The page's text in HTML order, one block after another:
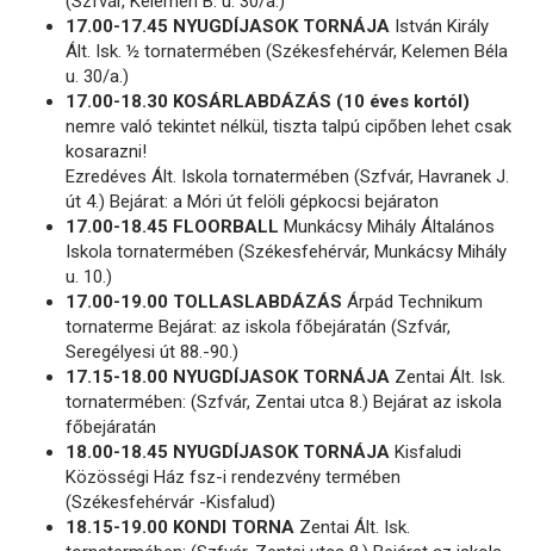
17.00-17.45 NYUGDÍJASOK TORNÁJA István Király
Ált. Isk. ½ tornatermében (Székesfehérvár, Kelemen Béla
u. 30/a.)
17.00-18.30 KOSÁRLABDÁZÁS (10 éves kortól)
nemre való tekintet nélkül, tiszta talpú cipőben lehet csak
kosarazni!
Ezredéves Ált. Iskola tornatermében (Szfvár, Havranek J.
út 4.) Bejárat: a Móri út felöli gépkocsi bejáraton
17.00-18.45 FLOORBALL Munkácsy Mihály Általános
Iskola tornatermében (Székesfehérvár, Munkácsy Mihály
u. 10.)
17.00-19.00 TOLLASLABDÁZÁS Árpád Technikum
tornaterme Bejárat: az iskola főbejáratán (Szfvár,
Seregélyesi út 88.-90.)
17.15-18.00 NYUGDÍJASOK TORNÁJA Zentai Ált. Isk.
tornatermében: (Szfvár, Zentai utca 8.) Bejárat az iskola
főbejáratán
18.00-18.45 NYUGDÍJASOK TORNÁJA Kisfaludi
Közösségi Ház fsz-i rendezvény termében
(Székesfehérvár -Kisfalud)
18.15-19.00 KONDI TORNA Zentai Ált. Isk.